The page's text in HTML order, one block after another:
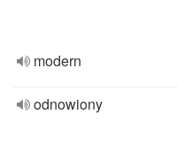
modern
odnowiony